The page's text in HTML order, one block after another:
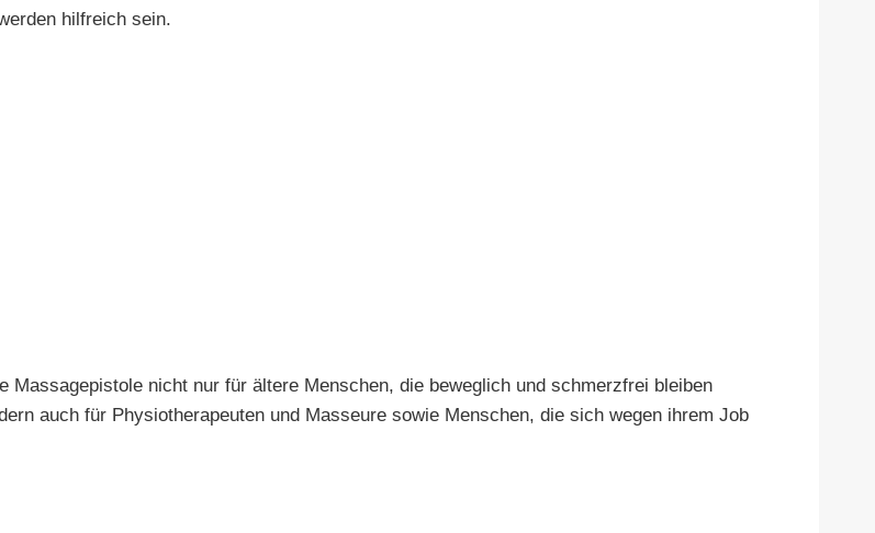
hilfreich sein.
Massagepistole nicht nur für ältere Menschen, die beweglich und schmerzfrei bleiben
auch für Physiotherapeuten und Masseure sowie Menschen, die sich wegen ihrem Job